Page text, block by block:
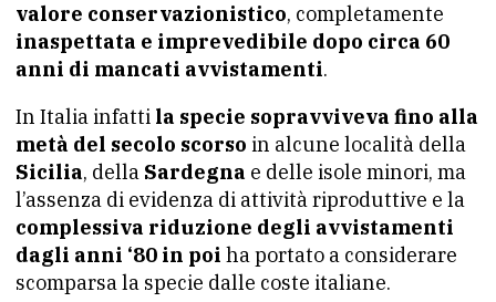
valore conservazionistico, completamente
inaspettata e imprevedibile dopo circa 60
anni di mancati avvistamenti.
In Italia infatti la specie sopravviveva fino alla
metà del secolo scorso in alcune località della
Sicilia, della Sardegna e delle isole minori, ma
l’assenza di evidenza di attività riproduttive e la
complessiva riduzione degli avvistamenti
dagli anni ‘80 in poi ha portato a considerare
scomparsa la specie dalle coste italiane.